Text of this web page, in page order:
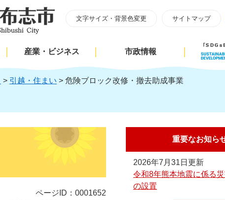
文字サイズ・背景色変更 サイトマップ
産業・ビジネス 市政情報
> 引越・住まい > 危険ブロック改修・撤去助成事業
ページID：0001652
重要なお知ら
2026年7月31日更新
令和8年熊本地震に係る
の設置